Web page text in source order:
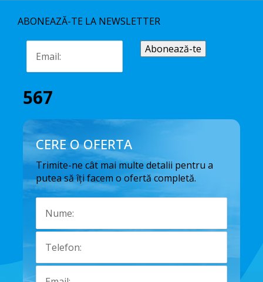
ABONEAZĂ-TE LA NEWSLETTER
567
CERE O OFERTA
Trimite-ne cât mai multe detalii pentru a
putea să îți facem o ofertă completă.